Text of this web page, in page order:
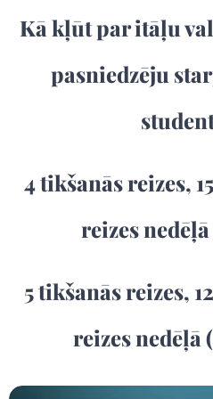
Kā kļūt par itāļu
pasniedzēju
4 tikšanās reizes,
reizes
5 tikšanās reizes,
reizes nedēļā